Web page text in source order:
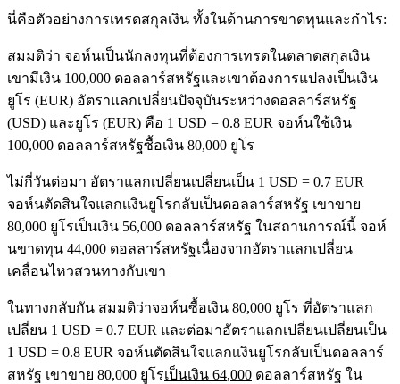
นี่คือตัวอย่างการเทรดสกุลเงิน ทั้งในด้านการขาดทุนและกำไร:
สมมติว่า จอห์นเป็นนักลงทุนที่ต้องการเทรดในตลาดสกุลเงิน
เขามีเงิน 100,000 ดอลลาร์สหรัฐและเขาต้องการแปลงเป็นเงิน
ยูโร (EUR) อัตราแลกเปลี่ยนปัจจุบันระหว่างดอลลาร์สหรัฐ
(USD) และยูโร (EUR) คือ 1 USD = 0.8 EUR จอห์นใช้เงิน
100,000 ดอลลาร์สหรัฐซื้อเงิน 80,000 ยูโร
ไม่กี่วันต่อมา อัตราแลกเปลี่ยนเปลี่ยนเป็น 1 USD = 0.7 EUR
จอห์นตัดสินใจแลกเเงินยูโรกลับเป็นดอลลาร์สหรัฐ เขาขาย
80,000 ยูโรเป็นเงิน 56,000 ดอลลาร์สหรัฐ ในสถานการณ์นี้ จอห์
นขาดทุน 44,000 ดอลลาร์สหรัฐเนื่องจากอัตราแลกเปลี่ยน
เคลื่อนไหวสวนทางกับเขา
ในทางกลับกัน สมมติว่าจอห์นซื้อเงิน 80,000 ยูโร ที่อัตราแลก
เปลี่ยน 1 USD = 0.7 EUR และต่อมาอัตราแลกเปลี่ยนเปลี่ยนเป็น
1 USD = 0.8 EUR จอห์นตัดสินใจแลกเเงินยูโรกลับเป็นดอลลาร์
สหรัฐ เขาขาย 80,000 ยูโรเป็นเงิน 64,000 ดอลลาร์สหรัฐ ใน